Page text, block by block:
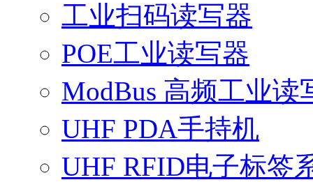
工业扫码读写器
POE工业读写器
ModBus 高频工业读
UHF PDA手持机
UHF RFID电子标签